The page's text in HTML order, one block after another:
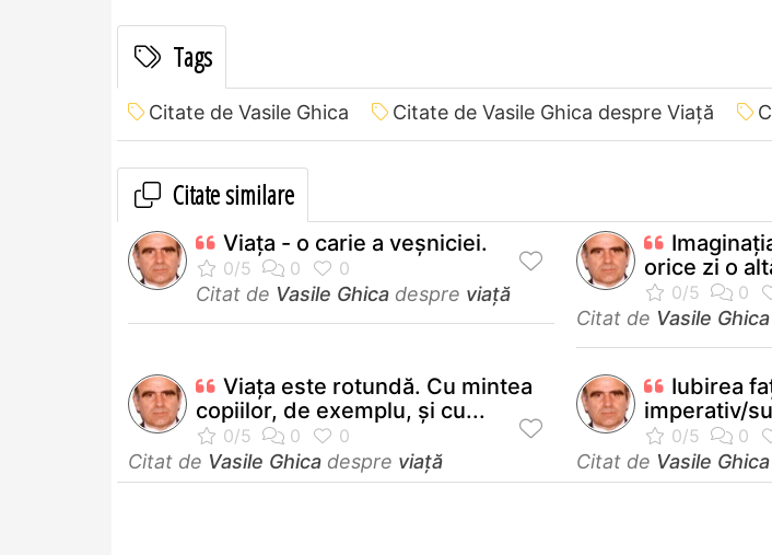
Tags
Citate de Vasile Ghica Citate de Vasile Ghica despre Viață
Citate similare
Viața - o carie a veșniciei.
Citat de Vasile Ghica despre viață
orice zi o
Citat de Vasile Ghica
Viaţa este rotundă. Cu mintea
copiilor, de exemplu, şi cu...
Citat de Vasile Ghica despre viață
Iubirea
imperativ/
Citat de Vasile Ghica